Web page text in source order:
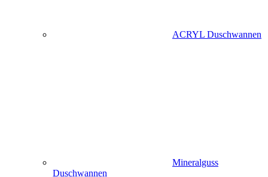
ACRYL Duschwannen
Mineralguss
Duschwannen